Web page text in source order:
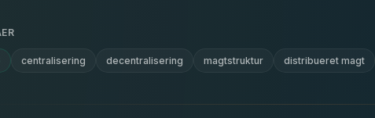
centralisering decentralisering magtstruktur distribueret magt